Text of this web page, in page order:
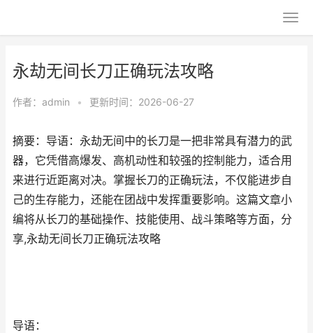
永劫无间长刀正确玩法攻略
作者： admin • 更新时间：2026-06-27
摘要：导语：永劫无间中的长刀是一把非常具有潜力的武
器，它凭借高爆发、高机动性和较强的控制能力，适合用
来进行近距离对决。掌握长刀的正确玩法，不仅能进步自
己的生存能力，还能在团战中发挥重要影响。这篇文章小
编将从长刀的基础操作、技能使用、战斗策略等方面，分
享,永劫无间长刀正确玩法攻略
导语：